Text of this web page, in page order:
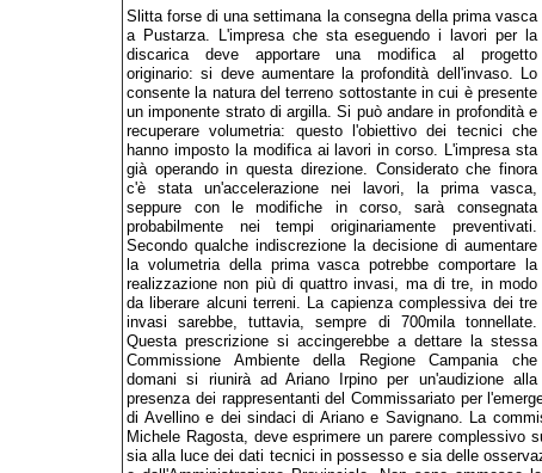
Slitta forse di una settimana la consegna della prima vasca
a Pustarza. L'impresa che sta eseguendo i lavori per la
discarica deve apportare una modifica al progetto
originario: si deve aumentare la profondità dell'invaso. Lo
consente la natura del terreno sottostante in cui è presente
un imponente strato di argilla. Si può andare in profondità e
recuperare volumetria: questo l'obiettivo dei tecnici che
hanno imposto la modifica ai lavori in corso. L'impresa sta
già operando in questa direzione. Considerato che finora
c'è stata un'accelerazione nei lavori, la prima vasca,
seppure con le modifiche in corso, sarà consegnata
probabilmente nei tempi originariamente preventivati.
Secondo qualche indiscrezione la decisione di aumentare
la volumetria della prima vasca potrebbe comportare la
realizzazione non più di quattro invasi, ma di tre, in modo
da liberare alcuni terreni. La capienza complessiva dei tre
invasi sarebbe, tuttavia, sempre di 700mila tonnellate.
Questa prescrizione si accingerebbe a dettare la stessa
Commissione Ambiente della Regione Campania che
domani si riunirà ad Ariano Irpino per un'audizione alla
presenza dei rappresentanti del Commissariato per
di Avellino e dei sindaci di Ariano e Savignano. La
Michele Ragosta, deve esprimere un parere complessivo
sia alla luce dei dati tecnici in possesso e sia delle